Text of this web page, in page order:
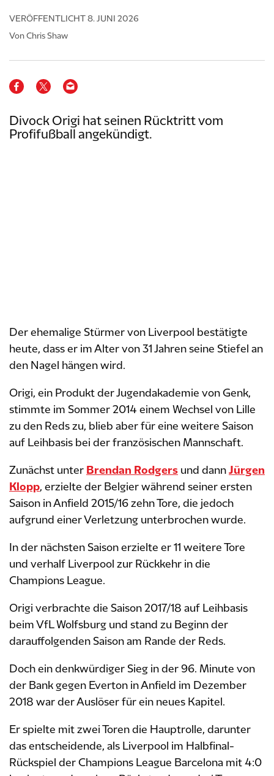
VERÖFFENTLICHT 8. JUNI 2026
Von Chris Shaw
Divock Origi hat seinen Rücktritt vom
Profifußball angekündigt.
Der ehemalige Stürmer von Liverpool bestätigte
heute, dass er im Alter von 31 Jahren seine Stiefel an
den Nagel hängen wird.
Origi, ein Produkt der Jugendakademie von Genk,
stimmte im Sommer 2014 einem Wechsel von Lille
zu den Reds zu, blieb aber für eine weitere Saison
auf Leihbasis bei der französischen Mannschaft.
Zunächst unter Brendan Rodgers und dann Jürgen
Klopp, erzielte der Belgier während seiner ersten
Saison in Anfield 2015/16 zehn Tore, die jedoch
aufgrund einer Verletzung unterbrochen wurde.
In der nächsten Saison erzielte er 11 weitere Tore
und verhalf Liverpool zur Rückkehr in die
Champions League.
Origi verbrachte die Saison 2017/18 auf Leihbasis
beim VfL Wolfsburg und stand zu Beginn der
darauffolgenden Saison am Rande der Reds.
Doch ein denkwürdiger Sieg in der 96. Minute von
der Bank gegen Everton in Anfield im Dezember
2018 war der Auslöser für ein neues Kapitel.
Er spielte mit zwei Toren die Hauptrolle, darunter
das entscheidende, als Liverpool im Halbfinal-
Rückspiel der Champions League Barcelona mit 4:0